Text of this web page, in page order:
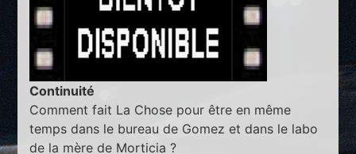
Continuité
Comment fait La Chose pour être en même
temps dans le bureau de Gomez et dans le labo
de la mère de Morticia ?